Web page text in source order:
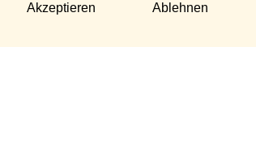
Akzeptieren Ablehnen